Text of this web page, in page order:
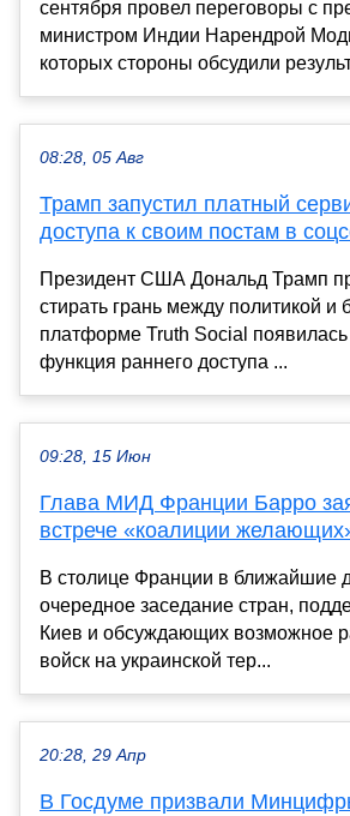
сентября провел переговоры с
министром Индии Нарендрой
которых стороны обсудили
08:28, 05 Авг
Трамп запустил платный
доступа к своим постам в
Президент США Дональд Трамп
стирать грань между политикой и
платформе Truth Social появилась
функция раннего доступа ...
09:28, 15 Июн
Глава МИД Франции Барро
встрече «коалиции
В столице Франции в ближайшие
очередное заседание стран,
Киев и обсуждающих возможное
войск на украинской тер...
20:28, 29 Апр
В Госдуме призвали